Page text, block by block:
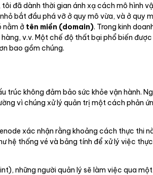
đã dành thời gian ánh xạ cách mô hình
bắt đầu phá vỡ ở quy mô vừa, và ở quy
nằm ở tên miền (domain). Trong kinh
v.v. Một chế độ thất bại phổ biến
bao gồm chúng.
không đảm bảo sức khỏe vận hành.
vì chúng xử lý quản trị một cách phản
xác nhận rằng khoảng cách thực thi
hệ thống vé và bảng tính để xử lý việc
những người quản lý sẽ làm việc qua